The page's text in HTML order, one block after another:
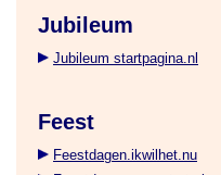
Jubileum
Jubileum startpagina.nl
Feest
Feestdagen.ikwilhet.nu